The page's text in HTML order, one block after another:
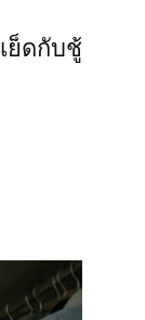
เย็ดกับชู้